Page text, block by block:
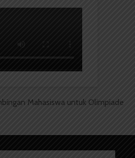
Mahasiswa untuk Olimpiade